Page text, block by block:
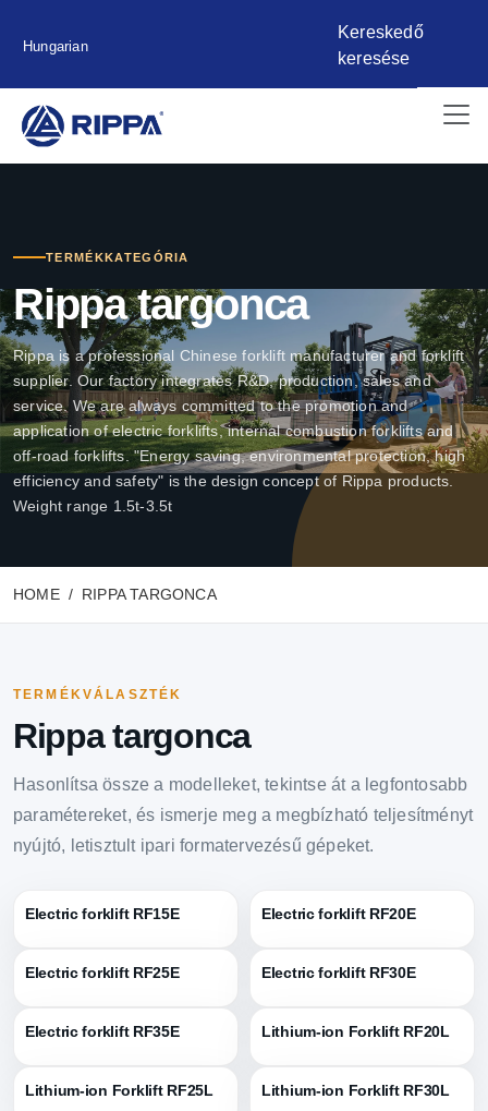
Hungarian
Kereskedő
keresése
TERMÉKKATEGÓRIA
Rippa targonca
Rippa is a professional Chinese forklift manufacturer and forklift
supplier. Our factory integrates R&D, production, sales and
service. We are always committed to the promotion and
application of electric forklifts, internal combustion forklifts and
off-road forklifts. "Energy saving, environmental protection, high
efficiency and safety" is the design concept of Rippa products.
Weight range 1.5t-3.5t
HOME RIPPA TARGONCA
TERMÉKVÁLASZTÉK
Rippa targonca
Hasonlítsa össze a modelleket, tekintse át a legfontosabb
paramétereket, és ismerje meg a megbízható teljesítményt
nyújtó, letisztult ipari formatervezésű gépeket.
Electric forklift RF15E Electric forklift RF20E
Electric forklift RF25E Electric forklift RF30E
Electric forklift RF35E Lithium-ion Forklift RF20L
Lithium-ion Forklift RF25L Lithium-ion Forklift RF30L